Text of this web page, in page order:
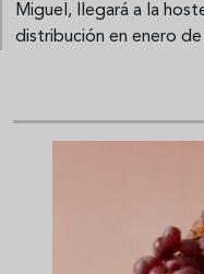
Miguel, llegará a la
distribución en enero